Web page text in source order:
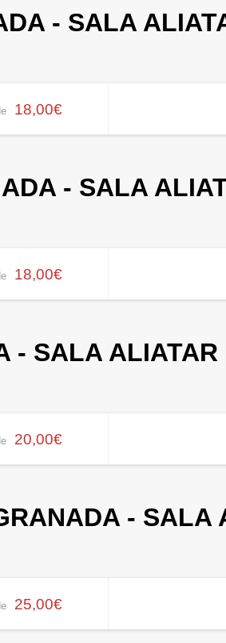
- SALA
18,00€
- SALA
18,00€
- SALA
20,00€
- SALA
25,00€